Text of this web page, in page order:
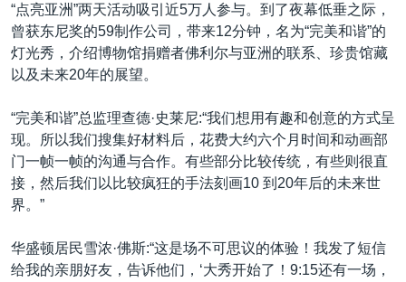
“点亮亚洲”两天活动吸引近5万人参与。到了夜幕低垂之际，
曾获东尼奖的59制作公司，带来12分钟，名为“完美和谐”的
灯光秀，介绍博物馆捐赠者佛利尔与亚洲的联系、珍贵馆藏
以及未来20年的展望。
“完美和谐”总监理查德·史莱尼:“我们想用有趣和创意的方式呈
现。所以我们搜集好材料后，花费大约六个月时间和动画部
门一帧一帧的沟通与合作。有些部分比较传统，有些则很直
接，然后我们以比较疯狂的手法刻画10 到20年后的未来世
界。”
华盛顿居民雪浓·佛斯:“这是场不可思议的体验！我发了短信
给我的亲朋好友，告诉他们，‘大秀开始了！9:15还有一场，